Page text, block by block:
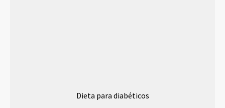
Dieta para diabéticos